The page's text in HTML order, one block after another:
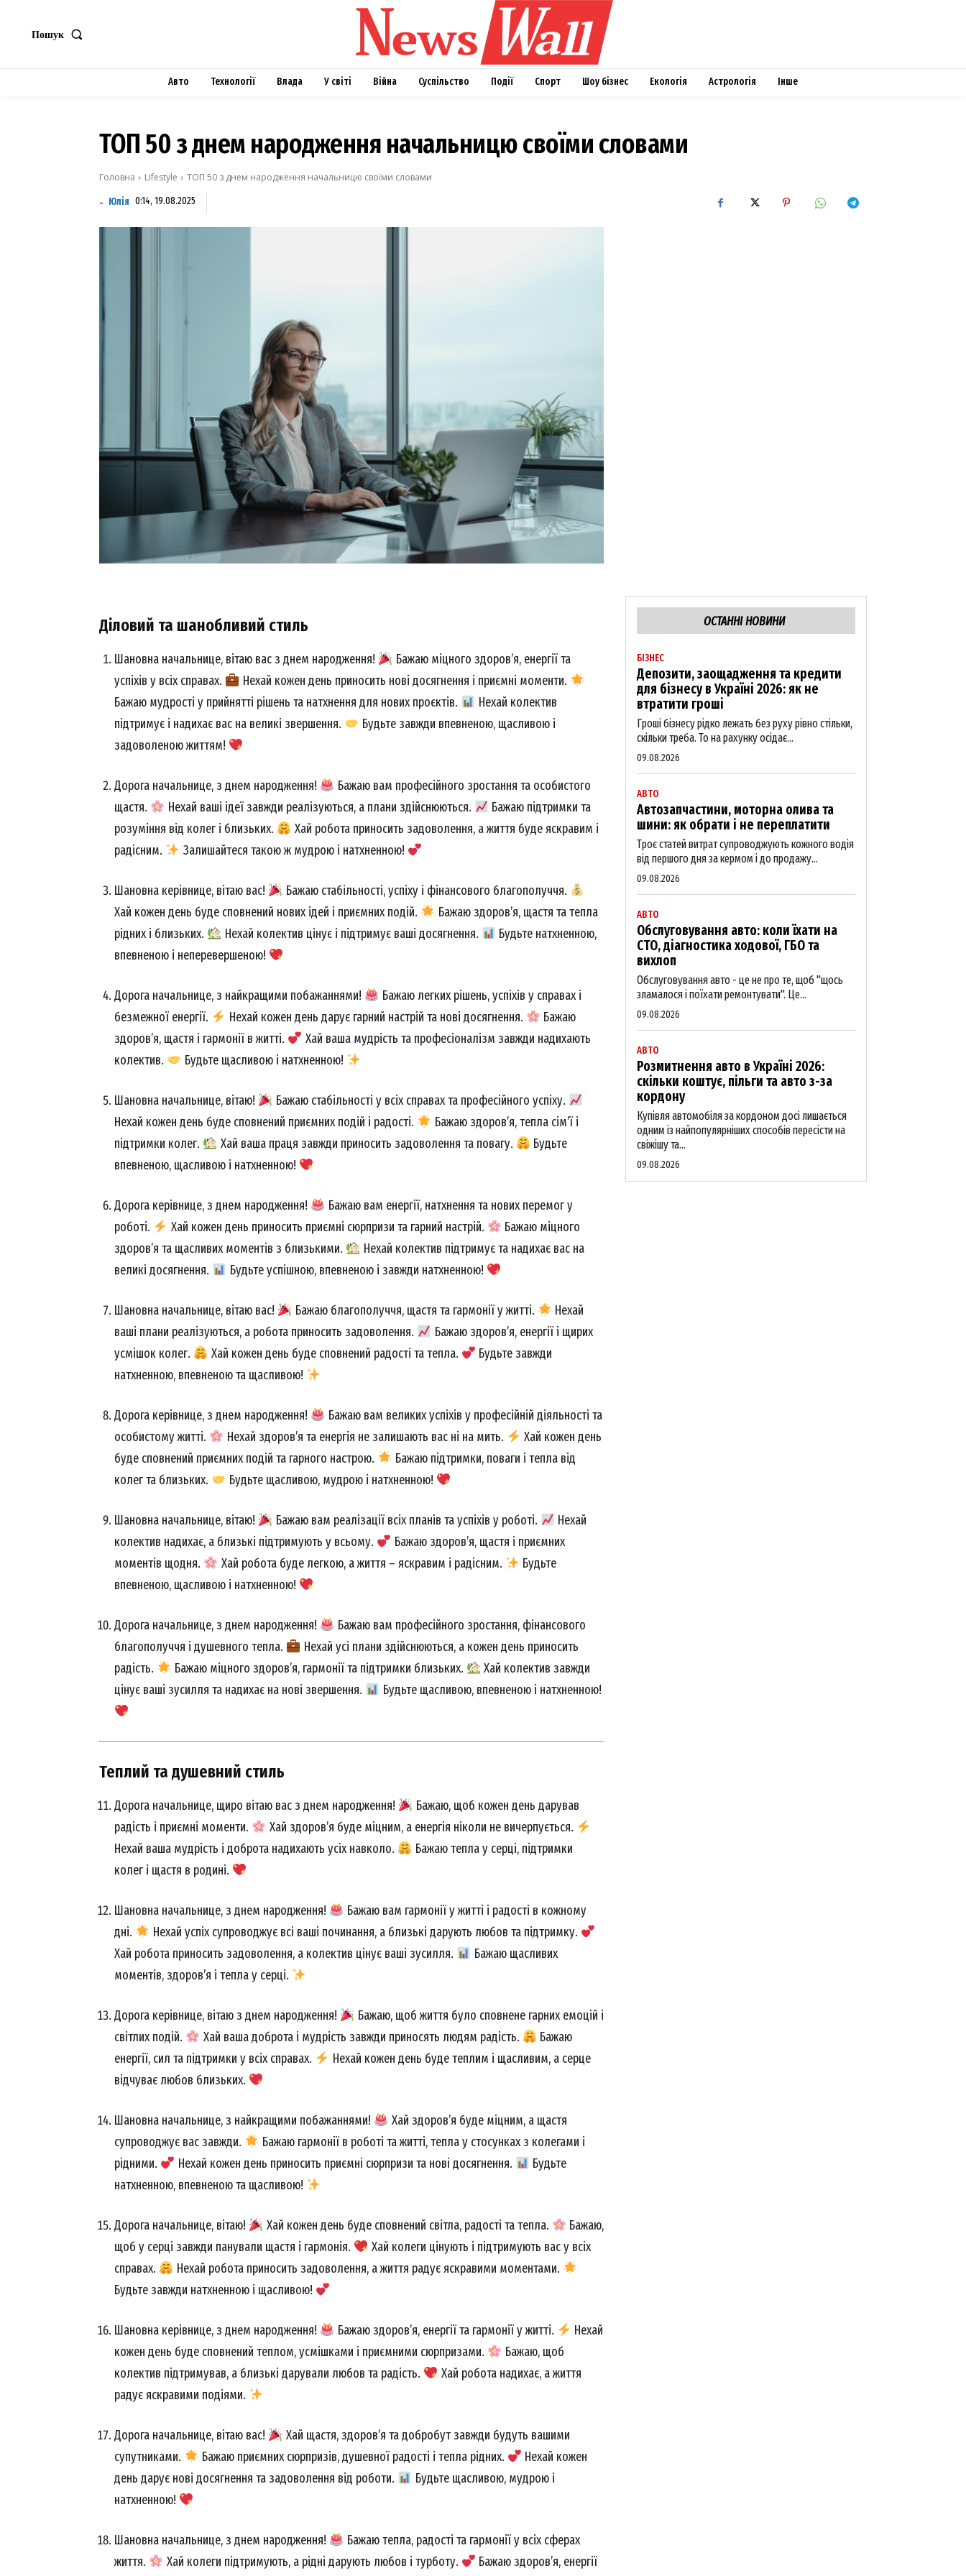
Magazine PRO
Company
Contact us
My account
Пошук
Авто Технології Влада У світі Війна Суспільство Події Спорт Шоу бізнес Екологія Астрологія Інше
ТОП 50 з днем народження начальницю своїми словами
Головна Lifestyle ТОП 50 з днем народження начальницю своїми словами
- Юлія 0:14, 19.08.2025
Діловий та шанобливий стиль
Шановна начальнице, вітаю вас з днем народження!
Бажаю міцного здоров’я, енергії та
успіхів у всіх справах.
Нехай кожен день приносить нові досягнення і приємні моменти.
Бажаю мудрості у прийнятті рішень та натхнення для нових проєктів.
Нехай колектив
підтримує і надихає вас на великі звершення.
Будьте завжди впевненою, щасливою і
задоволеною життям!
Дорога начальнице, з днем народження!
Бажаю вам професійного зростання та особистого
щастя.
Нехай ваші ідеї завжди реалізуються, а плани здійснюються.
Бажаю підтримки та
розуміння від колег і близьких.
Хай робота приносить задоволення, а життя буде яскравим і
радісним.
Залишайтеся такою ж мудрою і натхненною!
Шановна керівнице, вітаю вас!
Бажаю стабільності, успіху і фінансового благополуччя.
Хай кожен день буде сповнений нових ідей і приємних подій.
Бажаю здоров’я, щастя та тепла
рідних і близьких.
Нехай колектив цінує і підтримує ваші досягнення.
Будьте натхненною,
впевненою і неперевершеною!
Дорога начальнице, з найкращими побажаннями!
Бажаю легких рішень, успіхів у справах і
безмежної енергії.
Нехай кожен день дарує гарний настрій та нові досягнення.
Бажаю
здоров’я, щастя і гармонії в житті.
Хай ваша мудрість та професіоналізм завжди надихають
колектив.
Будьте щасливою і натхненною!
Шановна начальнице, вітаю!
Бажаю стабільності у всіх справах та професійного успіху.
Нехай кожен день буде сповнений приємних подій і радості.
Бажаю здоров’я, тепла сім’ї і
підтримки колег.
Хай ваша праця завжди приносить задоволення та повагу.
Будьте
впевненою, щасливою і натхненною!
Дорога керівнице, з днем народження!
Бажаю вам енергії, натхнення та нових перемог у
роботі.
Хай кожен день приносить приємні сюрпризи та гарний настрій.
Бажаю міцного
здоров’я та щасливих моментів з близькими.
Нехай колектив підтримує та надихає вас на
великі досягнення.
Будьте успішною, впевненою і завжди натхненною!
Шановна начальнице, вітаю вас! Бажаю благополуччя, щастя та гармонії у житті.
Нехай
ваші плани реалізуються, а робота приносить задоволення.
Бажаю здоров’я, енергії і щирих
усмішок колег.
Хай кожен день буде сповнений радості та тепла.
Будьте завжди
натхненною, впевненою та щасливою!
Дорога керівнице, з днем народження!
Бажаю вам великих успіхів у професійній діяльності та
особистому житті.
Нехай здоров’я та енергія не залишають вас ні на мить.
Хай кожен день
буде сповнений приємних подій та гарного настрою.
Бажаю підтримки, поваги і тепла від
колег та близьких.
Будьте щасливою, мудрою і натхненною!
Шановна начальнице, вітаю! Бажаю вам реалізації всіх планів та успіхів у роботі.
Нехай
колектив надихає, а близькі підтримують у всьому.
Бажаю здоров’я, щастя і приємних
моментів щодня.
Хай робота буде легкою, а життя – яскравим і радісним.
Будьте
впевненою, щасливою і натхненною!
Дорога начальнице, з днем народження!
Бажаю вам професійного зростання, фінансового
благополуччя і душевного тепла.
Нехай усі плани здійснюються, а кожен день приносить
радість.
Бажаю міцного здоров’я, гармонії та підтримки близьких.
Хай колектив завжди
цінує ваші зусилля та надихає на нові звершення.
Будьте щасливою, впевненою і натхненною!
Теплий та душевний стиль
Дорога начальнице, щиро вітаю вас з днем народження!
Бажаю, щоб кожен день дарував
радість і приємні моменти.
Хай здоров’я буде міцним, а енергія ніколи не вичерпується.
Нехай ваша мудрість і доброта надихають усіх навколо.
Бажаю тепла у серці, підтримки
колег і щастя в родині.
Шановна начальнице, з днем народження!
Бажаю вам гармонії у житті і радості в кожному
дні.
Нехай успіх супроводжує всі ваші починання, а близькі дарують любов та підтримку.
Хай робота приносить задоволення, а колектив цінує ваші зусилля.
Бажаю щасливих
моментів, здоров’я і тепла у серці.
Дорога керівнице, вітаю з днем народження!
Бажаю, щоб життя було сповнене гарних емоцій і
світлих подій.
Хай ваша доброта і мудрість завжди приносять людям радість.
Бажаю
енергії, сил та підтримки у всіх справах.
Нехай кожен день буде теплим і щасливим, а серце
відчуває любов близьких.
Шановна начальнице, з найкращими побажаннями!
Хай здоров’я буде міцним, а щастя
супроводжує вас завжди.
Бажаю гармонії в роботі та житті, тепла у стосунках з колегами і
рідними.
Нехай кожен день приносить приємні сюрпризи та нові досягнення.
Будьте
натхненною, впевненою та щасливою!
Дорога начальнице, вітаю! Хай кожен день буде сповнений світла, радості та тепла.
Бажаю,
щоб у серці завжди панували щастя і гармонія.
Хай колеги цінують і підтримують вас у всіх
справах.
Нехай робота приносить задоволення, а життя радує яскравими моментами.
Будьте завжди натхненною і щасливою!
Шановна керівнице, з днем народження! Бажаю здоров’я, енергії та гармонії у житті.
Нехай
кожен день буде сповнений теплом, усмішками і приємними сюрпризами.
Бажаю, щоб
колектив підтримував, а близькі дарували любов та радість.
Хай робота надихає, а життя
радує яскравими подіями.
Дорога начальнице, вітаю вас!
Хай щастя, здоров’я та добробут завжди будуть вашими
супутниками.
Бажаю приємних сюрпризів, душевної радості і тепла рідних.
Нехай кожен
день дарує нові досягнення та задоволення від роботи.
Будьте щасливою, мудрою і
натхненною!
Шановна начальнице, з днем народження!
Бажаю тепла, радості та гармонії у всіх сферах
життя.
Хай колеги підтримують, а рідні дарують любов і турботу.
Бажаю здоров’я, енергії
ОСТАННІ НОВИНИ
БІЗНЕС
Депозити, заощадження та кредити
для бізнесу в Україні 2026: як не
втратити гроші
Гроші бізнесу рідко лежать без руху рівно стільки,
скільки треба. То на рахунку осідає...
09.08.2026
АВТО
Автозапчастини, моторна олива та
шини: як обрати і не переплатити
Троє статей витрат супроводжують кожного водія
від першого дня за кермом і до продажу...
09.08.2026
АВТО
Обслуговування авто: коли їхати на
СТО, діагностика ходової, ГБО та
вихлоп
Обслуговування авто - це не про те, щоб "щось
зламалося і поїхати ремонтувати". Це...
09.08.2026
АВТО
Розмитнення авто в Україні 2026:
скільки коштує, пільги та авто з-за
кордону
Купівля автомобіля за кордоном досі лишається
одним із найпопулярніших способів пересісти на
свіжішу та...
09.08.2026